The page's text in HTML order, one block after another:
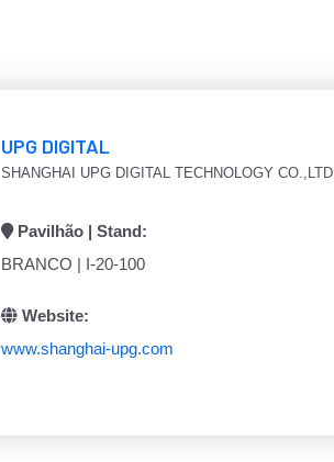
UPG DIGITAL
SHANGHAI UPG DIGITAL TECHNOLOGY CO.,LTD
Pavilhão | Stand:
BRANCO | I-20-100
Website:
www.shanghai-upg.com